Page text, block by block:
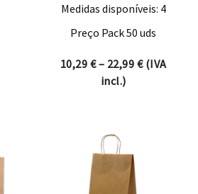
Medidas disponíveis: 4
Preço Pack 50 uds
10,29 € – 22,99 €Price
(IVA
incl.)